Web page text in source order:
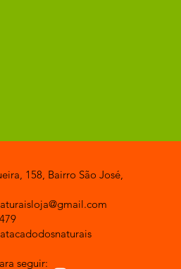
158, Bairro São José,
seguir: